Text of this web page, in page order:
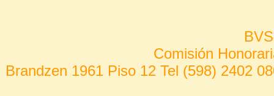
Comisión
Brandzen 1961 Piso 12 Tel (598) 2402